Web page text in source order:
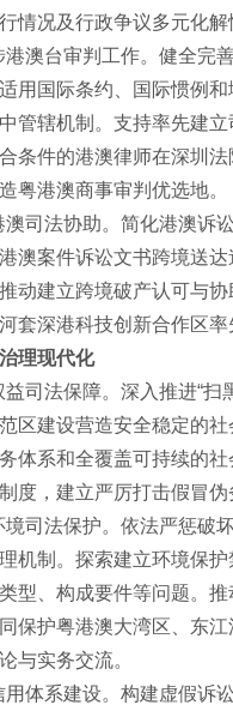
情况及行政争议多元化解
台审判工作。健全完善
用国际条约、国际惯例
管辖机制。支持率先建
条件的港澳律师在深圳
粤港澳商事审判优选地。
法协助。简化港澳诉讼
澳案件诉讼文书跨境送
动建立跨境破产认可与
套深港科技创新合作区
理现代化
法保障。深入推进“扫
区建设营造安全稳定的
体系和全覆盖可持续的
度，建立严厉打击假冒
法保护。依法严惩破坏
机制。探索建立环境保
型、构成要件等问题。
保护粤港澳大湾区、东
与实务交流。
系建设。构建虚假诉讼